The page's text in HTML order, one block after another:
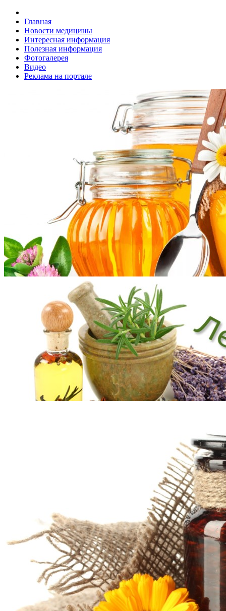
Главная
Новости медицины
Интересная информация
Полезная информация
Фотогалерея
Видео
Реклама на портале